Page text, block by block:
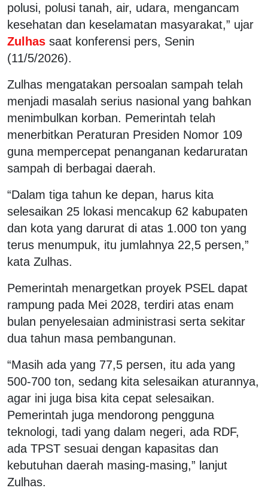
polusi, polusi tanah, air, udara, mengancam
kesehatan dan keselamatan masyarakat,” ujar
Zulhas saat konferensi pers, Senin
(11/5/2026).
Zulhas mengatakan persoalan sampah telah
menjadi masalah serius nasional yang bahkan
menimbulkan korban. Pemerintah telah
menerbitkan Peraturan Presiden Nomor 109
guna mempercepat penanganan kedaruratan
sampah di berbagai daerah.
“Dalam tiga tahun ke depan, harus kita
selesaikan 25 lokasi mencakup 62 kabupaten
dan kota yang darurat di atas 1.000 ton yang
terus menumpuk, itu jumlahnya 22,5 persen,”
kata Zulhas.
Pemerintah menargetkan proyek PSEL dapat
rampung pada Mei 2028, terdiri atas enam
bulan penyelesaian administrasi serta sekitar
dua tahun masa pembangunan.
“Masih ada yang 77,5 persen, itu ada yang
500-700 ton, sedang kita selesaikan aturannya,
agar ini juga bisa kita cepat selesaikan.
Pemerintah juga mendorong pengguna
teknologi, tadi yang dalam negeri, ada RDF,
ada TPST sesuai dengan kapasitas dan
kebutuhan daerah masing-masing,” lanjut
Zulhas.